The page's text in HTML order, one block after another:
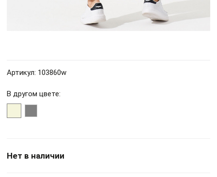
Артикул: 103860w
В другом цвете:
Нет в наличии